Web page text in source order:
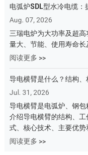
电弧炉SDL型水冷电缆
Aug. 07, 2026
三瑞电炉为大功率及超
量大、节能、使用寿命长
阅读更多 >>
导电横臂是什么？结构
Jul. 31, 2026
导电横臂是电弧炉、钢
介绍导电横臂的结构、
式、核心技术、主要优势
阅读更多 >>